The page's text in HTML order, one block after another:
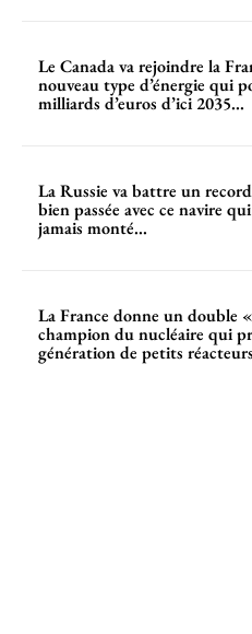
Le Canada va rejoindre la
nouveau type d’énergie qui
milliards d’euros d’ici 2035...
La Russie va battre un
bien passée avec ce navire
jamais monté...
La France donne un double
champion du nucléaire qui
génération de petits